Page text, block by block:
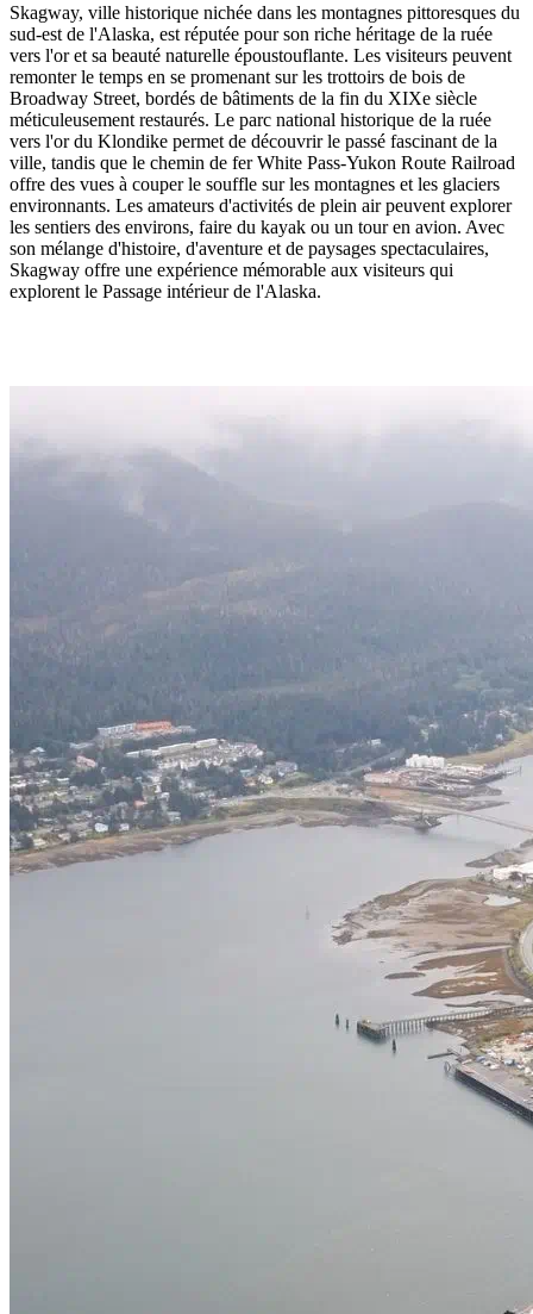
Skagway, ville historique nichée dans les montagnes pittoresques du
sud-est de l'Alaska, est réputée pour son riche héritage de la ruée
vers l'or et sa beauté naturelle époustouflante. Les visiteurs peuvent
remonter le temps en se promenant sur les trottoirs de bois de
Broadway Street, bordés de bâtiments de la fin du XIXe siècle
méticuleusement restaurés. Le parc national historique de la ruée
vers l'or du Klondike permet de découvrir le passé fascinant de la
ville, tandis que le chemin de fer White Pass-Yukon Route Railroad
offre des vues à couper le souffle sur les montagnes et les glaciers
environnants. Les amateurs d'activités de plein air peuvent explorer
les sentiers des environs, faire du kayak ou un tour en avion. Avec
son mélange d'histoire, d'aventure et de paysages spectaculaires,
Skagway offre une expérience mémorable aux visiteurs qui
explorent le Passage intérieur de l'Alaska.